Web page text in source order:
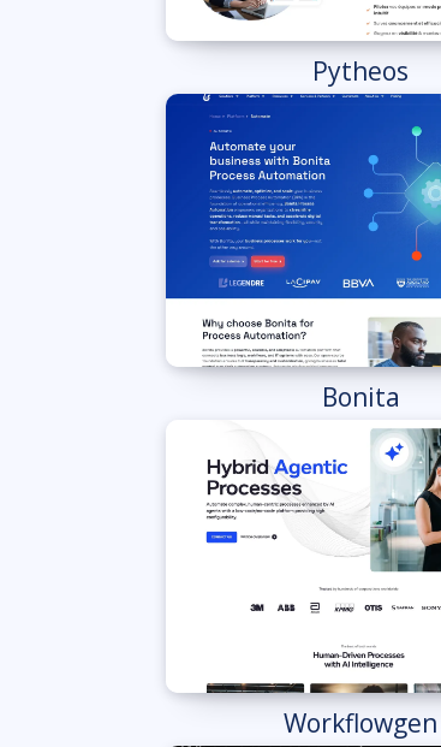
Pytheos
Bonita
Workflowgen